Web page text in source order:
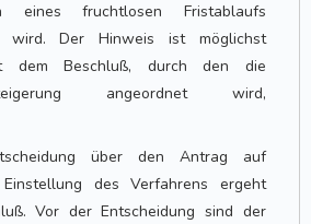
eines fruchtlosen Fristablaufs
wird. Der Hinweis ist möglichst
dem Beschluß, durch den die
angeordnet wird,
über den Antrag auf
des Verfahrens ergeht
Vor der Entscheidung sind der